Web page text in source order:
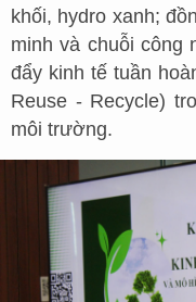
khối, hydro xanh;
minh và chuỗi công
đẩy kinh tế tuần
Reuse - Recycle)
môi trường.